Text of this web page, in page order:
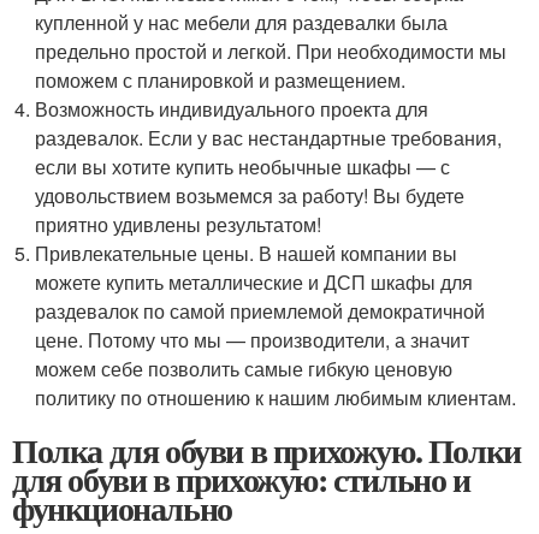
купленной у нас мебели для раздевалки была
предельно простой и легкой. При необходимости мы
поможем с планировкой и размещением.
Возможность индивидуального проекта для
раздевалок. Если у вас нестандартные требования,
если вы хотите купить необычные шкафы — с
удовольствием возьмемся за работу! Вы будете
приятно удивлены результатом!
Привлекательные цены. В нашей компании вы
можете купить металлические и ДСП шкафы для
раздевалок по самой приемлемой демократичной
цене. Потому что мы — производители, а значит
можем себе позволить самые гибкую ценовую
политику по отношению к нашим любимым клиентам.
Полка для обуви в прихожую. Полки
для обуви в прихожую: стильно и
функционально